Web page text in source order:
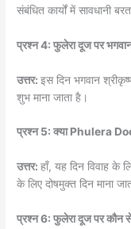
संबंधित कार्यों में सावधानी
प्रश्न 4: फुलेरा दूज पर भगवान
उत्तर:इस दिन भगवान
शुभ माना जाता है।
प्रश्न 5: क्या Phulera
उत्तर:हाँ, यह दिन विवाह के
के लिए दोषमुक्त दिन माना
प्रश्न 6: फुलेरा दूज पर कौन